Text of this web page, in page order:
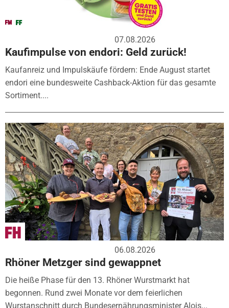
07.08.2026
Kaufimpulse von endori: Geld zurück!
Kaufanreiz und Impulskäufe fördern: Ende August startet
endori eine bundesweite Cashback-Aktion für das gesamte
Sortiment....
06.08.2026
Rhöner Metzger sind gewappnet
Die heiße Phase für den 13. Rhöner Wurstmarkt hat
begonnen. Rund zwei Monate vor dem feierlichen
Wurstanschnitt durch Bundesernährungsminister Alois...